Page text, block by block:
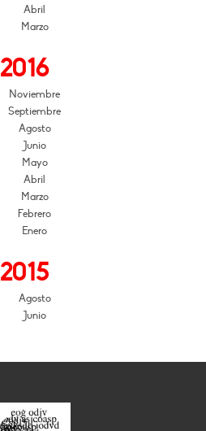
Abril
Marzo
2016
Noviembre
Septiembre
Agosto
Junio
Mayo
Abril
Marzo
Febrero
Enero
2015
Agosto
Junio